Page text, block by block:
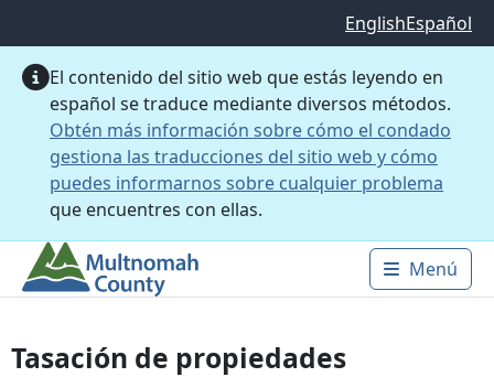
EnglishEspañol
El contenido del sitio web que estás leyendo en
español se traduce mediante diversos métodos.
Obtén más información sobre cómo el condado
gestiona las traducciones del sitio web y cómo
puedes informarnos sobre cualquier problema
que encuentres con ellas.
Main
Menú
Tasación de propiedades